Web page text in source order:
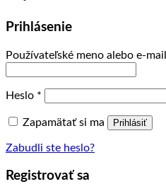
Prihlásenie
Používateľské meno alebo e-
Heslo *
Zapamätať si ma Prihlásiť
Zabudli ste heslo?
Registrovať sa